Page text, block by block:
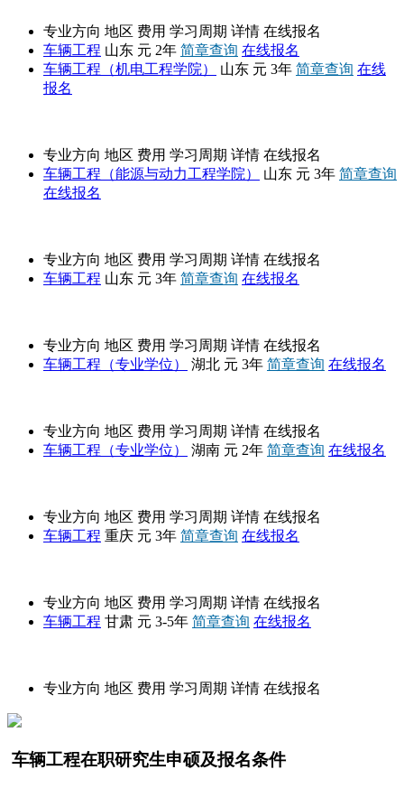
专业方向 地区 费用 学习周期 详情 在线报名
车辆工程 山东 元 2年 简章查询 在线报名
车辆工程（机电工程学院）
山东 元 3年 简章查询 在线
报名
专业方向 地区 费用 学习周期 详情 在线报名
车辆工程（能源与动力工程学院）
山东 元 3年 简章查询
在线报名
专业方向 地区 费用 学习周期 详情 在线报名
车辆工程 山东 元 3年 简章查询 在线报名
专业方向 地区 费用 学习周期 详情 在线报名
车辆工程（专业学位）
湖北 元 3年 简章查询 在线报名
专业方向 地区 费用 学习周期 详情 在线报名
车辆工程（专业学位）
湖南 元 2年 简章查询 在线报名
专业方向 地区 费用 学习周期 详情 在线报名
车辆工程 重庆 元 3年 简章查询 在线报名
专业方向 地区 费用 学习周期 详情 在线报名
车辆工程 甘肃 元 3-5年 简章查询 在线报名
专业方向 地区 费用 学习周期 详情 在线报名
车辆工程在职研究生申硕及报名条件